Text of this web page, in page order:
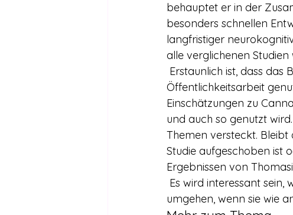
behauptet er in der
besonders schnellen
langfristiger
alle verglichenen Studien
Öffentlichkeitsarbeit
Einschätzungen zu
und auch so genutzt
Themen versteckt.
Studie aufgeschoben ist
Ergebnissen von
umgehen, wenn sie wie